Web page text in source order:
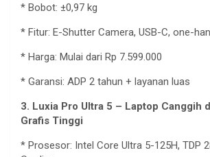
* Bobot: ±0,97 kg
* Fitur: E-Shutter Camera, USB-C, one-
* Harga: Mulai dari Rp 7.599.000
* Garansi: ADP 2 tahun + layanan luas
3. Luxia Pro Ultra 5 – Laptop Canggih
Grafis Tinggi
* Prosesor: Intel Core Ultra 5-125H, TDP